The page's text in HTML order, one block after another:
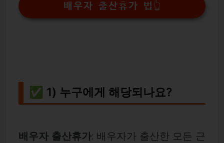
배우자 출산휴가 법👆
✅ 1) 누구에게 해당되나요?
배우자 출산휴가: 배우자가 출산한 모든 근